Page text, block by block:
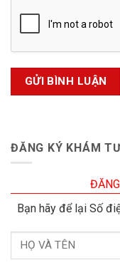
ĐĂNG KÝ KHÁM
Bạn hãy để lại Số